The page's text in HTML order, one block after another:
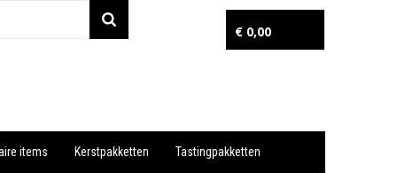
€ 0,00
items Kerstpakketten Tastingpakketten